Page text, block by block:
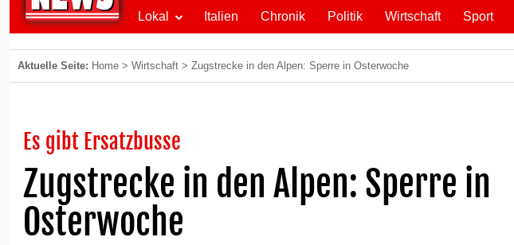
Lokal Italien Chronik Politik Wirtschaft Sport
Aktuelle Seite: Home > Wirtschaft > Zugstrecke in den Alpen: Sperre in Osterwoche
Es gibt Ersatzbusse
Zugstrecke in den Alpen: Sperre in
Osterwoche